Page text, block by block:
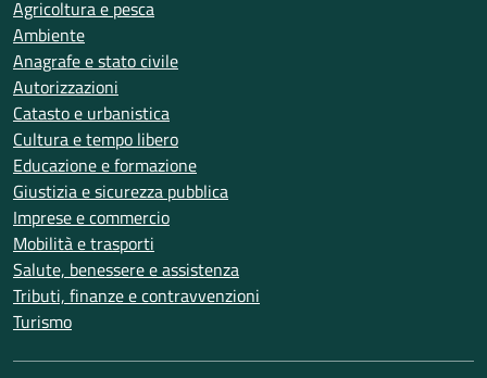
Agricoltura e pesca
Ambiente
Anagrafe e stato civile
Autorizzazioni
Catasto e urbanistica
Cultura e tempo libero
Educazione e formazione
Giustizia e sicurezza pubblica
Imprese e commercio
Mobilità e trasporti
Salute, benessere e assistenza
Tributi, finanze e contravvenzioni
Turismo